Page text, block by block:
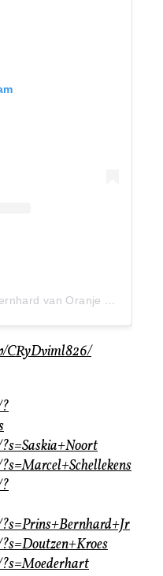
Een bericht gedeeld door Bernhard van Oranje (@bernhardvanoranje)
CRyDviml826/